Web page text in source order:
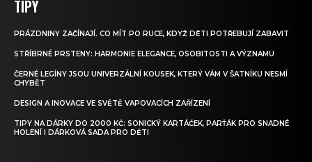
TIPY
PRÁZDNINY ZAČÍNAJÍ. CO MÍT PO RUCE, KDYŽ DĚTI POTŘEBUJÍ ZABAVIT
STŘÍBRNÉ PRSTENY: HARMONIE ELEGANCE, OSOBITOSTI A VÝZNAMU
ČERNÉ LEGÍNY JSOU UNIVERZÁLNÍ KOUSEK, KTERÝ VÁM V ŠATNÍKU NESMÍ
CHYBĚT
DESIGN A INOVACE VE SVĚTĚ VAPOVACÍCH ZAŘÍZENÍ
TIPY NA DÁRKY DO 2000 KČ: SONICKÝ KARTÁČEK, PARŤÁK PRO SNADNÉ
HOLENÍ I DÁRKOVÁ SADA PRO DĚTI